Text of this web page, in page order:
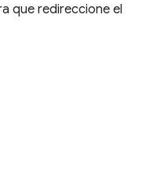
que redireccione el